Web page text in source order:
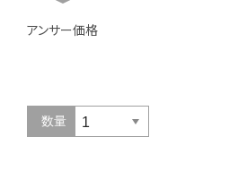
アンサー価格
数量